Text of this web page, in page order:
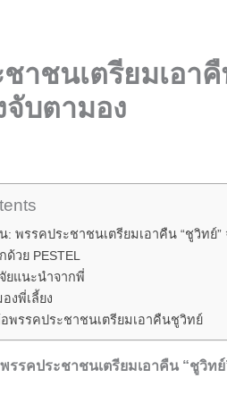
าชนเตรียมเอา
บตามอง
: พรรคประชาชนเตรียมเอาคืน “ชูวิทย์
ด้วย PESTEL
ยแนะนำจากพี่
งพี่เลี้ยง
พรรคประชาชนเตรียมเอาคืนชูวิทย์
พรรคประชาชนเตรียมเอาคืน “ชูวิท